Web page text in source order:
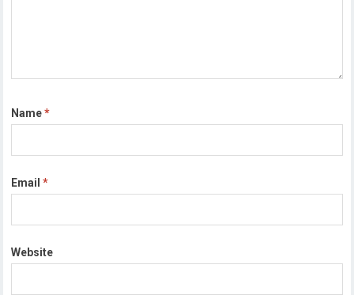
Name*
Email*
Website